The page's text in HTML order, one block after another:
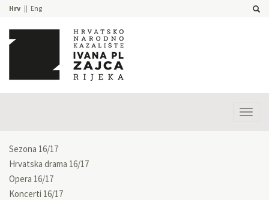
Hrv Eng
Sezona 16/17
Hrvatska drama 16/17
Opera 16/17
Koncerti 16/17